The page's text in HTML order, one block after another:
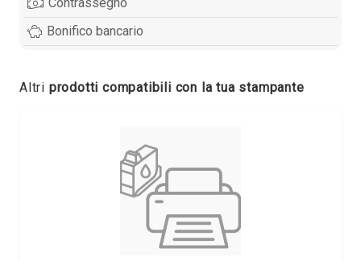
Bonifico bancario
Altri prodotti compatibili con la tua stampante